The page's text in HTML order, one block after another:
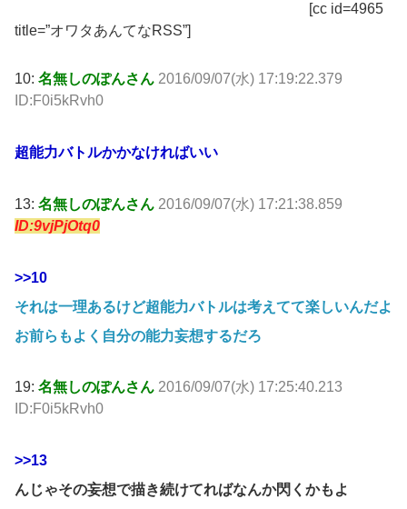
[cc id=4965
title=”オワタあんてなRSS”]
10: 名無しのぽんさん 2016/09/07(水) 17:19:22.379
ID:F0i5kRvh0
超能力バトルかかなければいい
13: 名無しのぽんさん 2016/09/07(水) 17:21:38.859
ID:9vjPjOtq0
>>10
それは一理あるけど超能力バトルは考えてて楽しいんだよ
お前らもよく自分の能力妄想するだろ
19: 名無しのぽんさん 2016/09/07(水) 17:25:40.213
ID:F0i5kRvh0
>>13
んじゃその妄想で描き続けてればなんか閃くかもよ